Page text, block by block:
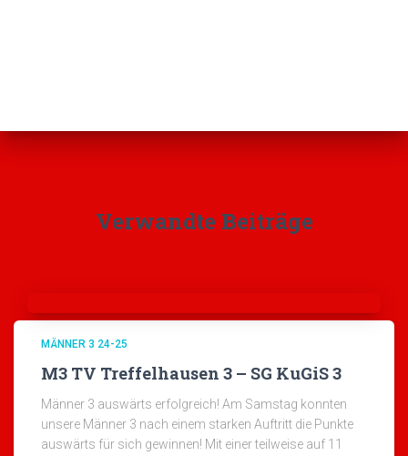
Verwandte Beiträge
MÄNNER 3 24-25
M3 TV Treffelhausen 3 – SG KuGiS 3
Männer 3 auswärts erfolgreich! Am Samstag konnten
unsere Männer 3 nach einem starken Auftritt die Punkte
auswärts für sich gewinnen! Mit einer teilweise auf 11